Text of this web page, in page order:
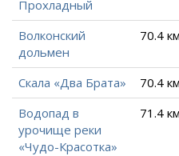
Прохладный
Волконский
дольмен
70.4 км
Скала «Два Брата» 70.4 км
Водопад в
урочище реки
«Чудо-Красотка»
71.4 км